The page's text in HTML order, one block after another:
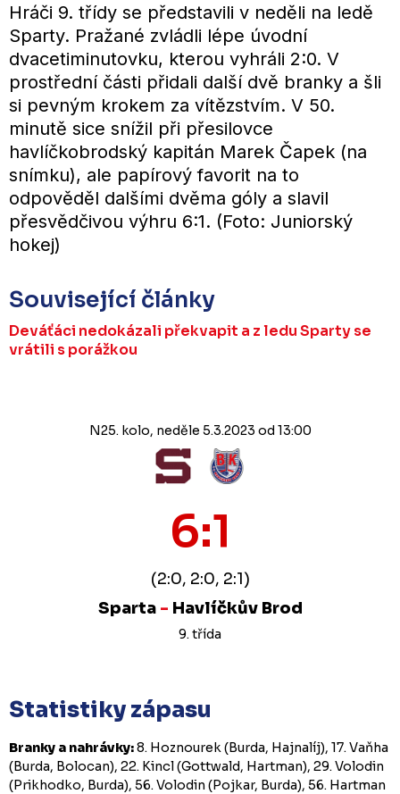
Hráči 9. třídy se představili v neděli na ledě
Sparty. Pražané zvládli lépe úvodní
dvacetiminutovku, kterou vyhráli 2:0. V
prostřední části přidali další dvě branky a šli
si pevným krokem za vítězstvím. V 50.
minutě sice snížil při přesilovce
havlíčkobrodský kapitán Marek Čapek (na
snímku), ale papírový favorit na to
odpověděl dalšími dvěma góly a slavil
přesvědčivou výhru 6:1. (Foto: Juniorský
hokej)
Související články
Deváťáci nedokázali překvapit a z ledu Sparty se
vrátili s porážkou
N25. kolo, neděle 5.3.2023 od 13:00
6:1
(2:0, 2:0, 2:1)
Sparta - Havlíčkův Brod
9. třída
Statistiky zápasu
Branky a nahrávky:8. Hoznourek (Burda, Hajnalíj), 17. Vaňha
(Burda, Bolocan), 22. Kincl (Gottwald, Hartman), 29. Volodin
(Prikhodko, Burda), 56. Volodin (Pojkar, Burda), 56. Hartman